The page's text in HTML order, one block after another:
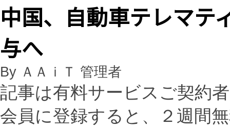
中国、自動車テレマテ
与へ
By ＡＡｉＴ 管理者
記事は有料サービスご契約
会員に登録すると、２週間